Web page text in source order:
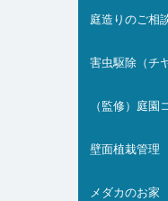
庭造りのご相
害虫駆除（チ
（監修）庭園
壁面植栽管理
メダカのお家